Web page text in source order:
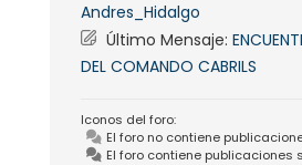
Andres_Hidalgo
Último Mensaje:
DEL COMANDO CABRILS
Iconos del foro:
El foro no contiene
El foro contiene publicaciones